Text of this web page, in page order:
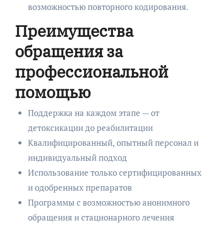
возможностью повторного кодирования.
Преимущества
обращения за
профессиональной
помощью
Поддержка на каждом этапе — от
детоксикации до реабилитации
Квалифицированный, опытный персонал и
индивидуальный подход
Использование только сертифицированных
и одобренных препаратов
Программы с возможностью анонимного
обращения и стационарного лечения